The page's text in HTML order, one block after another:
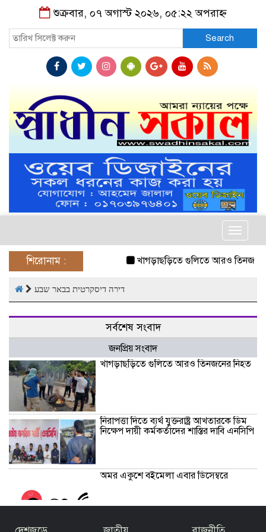
শুক্রবার, ০৭ অগাস্ট ২০২৬, ০৫:২২ অপরাহ্ন
Search
Toggle
শিরোনাম : খাগড়াছড়িতে গুলিতে আরও তিনজনের
דירה דיסקרטית בבאר שבע
সর্বশেষ সংবাদ
জনপ্রিয় সংবাদ
খাগড়াছড়িতে গুলিতে আরও তিনজনের নিহত
নিরাপত্তা দিতে ব্যর্থ যুক্তরাষ্ট্র আখতারকে ডিম
নিক্ষেপ দায়ী কর্মকর্তাদের শাস্তির দাবি এনসিপি
অমর একুশে বইমেলা এবার ডিসেম্বরে